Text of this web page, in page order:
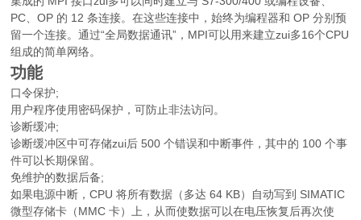
PC、OP 的 12 条连接。在这些连接中，始终为编程器和 OP 分别预
留一个连接。通过“全局数据通讯”，MPI可以用来建立zui多16个CPU
组成的简单网络。
功能
口令保护;
用户程序使用密码保护，可防止非法访问。
诊断缓冲;
诊断缓冲区中可存储zui后 500 个错误和中断事件，其中的 100 个事
件可以长期保留。
免维护的数据后备;
如果电源中断，CPU 将所有数据（多达 64 KB）自动写到 SIMATIC
微型存储卡（MMC 卡）上，从而使数据可以在电压恢复后再次使